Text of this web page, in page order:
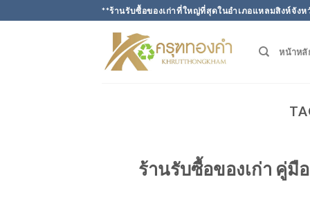
to
**ร้านรับซื้อของเก่าที่ใหญ่ที่สุดในอำเภอแหลมสิงห์จัง
หน้าหลั
ร้านรับซื้อของเก่า คู่